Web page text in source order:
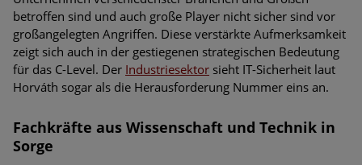
betroffen sind und auch große Player nicht sicher sind vor
großangelegten Angriffen. Diese verstärkte Aufmerksamkeit
zeigt sich auch in der gestiegenen strategischen Bedeutung
für das C-Level. Der Industriesektor sieht IT-Sicherheit laut
Horváth sogar als die Herausforderung Nummer eins an.
Fachkräfte aus Wissenschaft und Technik in
Sorge